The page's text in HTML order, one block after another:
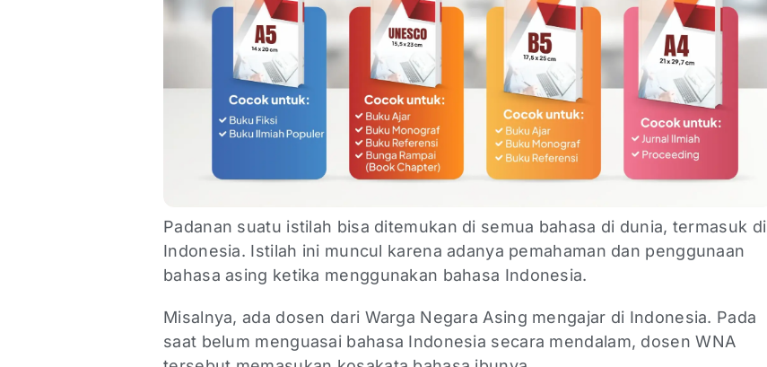
Padanan suatu istilah bisa ditemukan di semua bahasa di dunia, termasuk di
Indonesia. Istilah ini muncul karena adanya pemahaman dan penggunaan
bahasa asing ketika menggunakan bahasa Indonesia.
Misalnya, ada dosen dari Warga Negara Asing mengajar di Indonesia. Pada
saat belum menguasai bahasa Indonesia secara mendalam, dosen WNA